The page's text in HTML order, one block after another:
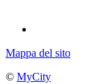
Mappa del sito
© MyCity